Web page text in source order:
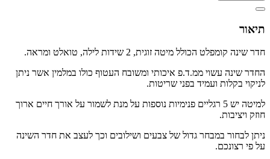
תיאור
חדר שינה קומפלט הכולל מיטה זוגית, 2 שידות לילה, טואלט ומראה.
החדר שינה עשוי ממ.ד.פ איכותי ומשובח העטוף כולו במלמין אשר ניתן
לניקוי בקלות ועמיד בפני שריטות.
למיטה יש 5 רגליים פנימיות נוספות על מנת לשמור על אורך חיים ארוך
חוזק ויציבות.
ניתן לבחור במבחר גדול של צבעים ושילובים וכך לעצב את חדר השינה
על פי רצונכם.